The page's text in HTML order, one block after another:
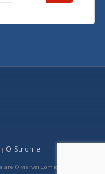
| O Stronie
© Marvel Comics